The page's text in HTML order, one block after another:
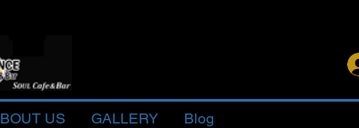
US GALLERY Blog